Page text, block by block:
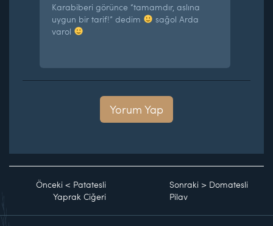
Karabiberi görünce “tamamdır, aslına
uygun bir tarif!” dedim
sağol Arda
varol
Yorum Yap
Önceki < Patatesli
Yaprak Ciğeri
Sonraki > Domatesli
Pilav